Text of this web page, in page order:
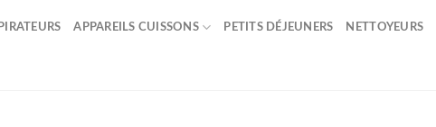
APPAREILS CUISSONS PETITS DÉJEUNERS NETTOYEURS